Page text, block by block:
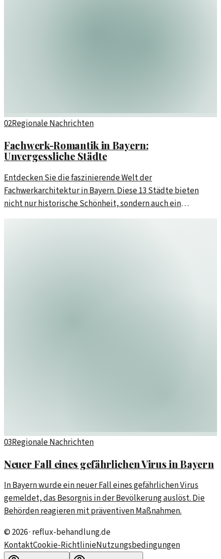
02Regionale Nachrichten
Fachwerk-Romantik in Bayern:
Unvergessliche Städte
Entdecken Sie die faszinierende Welt der
Fachwerkarchitektur in Bayern. Diese 13 Städte bieten
nicht nur historische Schönheit, sondern auch ein
einzigartiges Flair.
03Regionale Nachrichten
Neuer Fall eines gefährlichen Virus in Bayern
In Bayern wurde ein neuer Fall eines gefährlichen Virus
gemeldet, das Besorgnis in der Bevölkerung auslöst. Die
Behörden reagieren mit präventiven Maßnahmen.
© 2026· reflux-behandlung.de
KontaktCookie-RichtlinieNutzungsbedingungen